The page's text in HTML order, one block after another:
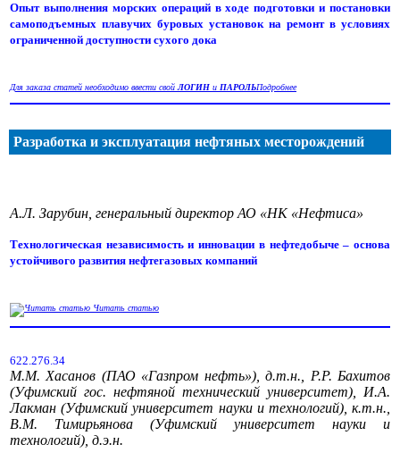
Опыт выполнения морских операций в ходе подготовки и постановки
самоподъемных плавучих буровых установок на ремонт в условиях
ограниченной доступности сухого дока
Для заказа статей необходимо ввести свойЛОГИН и ПАРОЛЬПодробнее
Разработка и эксплуатация нефтяных месторождений
А.Л. Зарубин, генеральный директор АО «НК «Нефтиса»
Технологическая независимость и инновации в нефтедобыче – основа
устойчивого развития нефтегазовых компаний
Читать статью
622.276.34
М.М. Хасанов (ПАО «Газпром нефть»), д.т.н., Р.Р. Бахитов
(Уфимский гос. нефтяной технический университет), И.А.
Лакман (Уфимский университет науки и технологий), к.т.н.,
В.М. Тимирьянова (Уфимский университет науки и
технологий), д.э.н.